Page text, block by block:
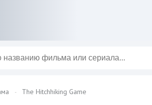
The Hitchhiking Game